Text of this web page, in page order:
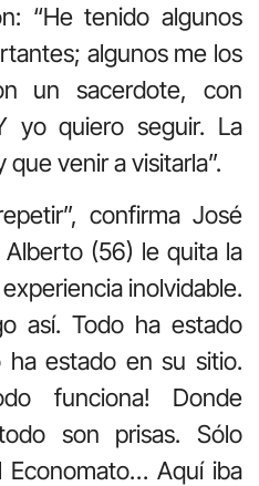
“He tenido algunos
algunos me los
un sacerdote, con
yo quiero seguir. La
venir a visitarla”.
confirma José
(56) le quita la
inolvidable.
así. Todo ha estado
ha estado en su sitio.
funciona! Donde
son prisas. Sólo
Economato… Aquí iba